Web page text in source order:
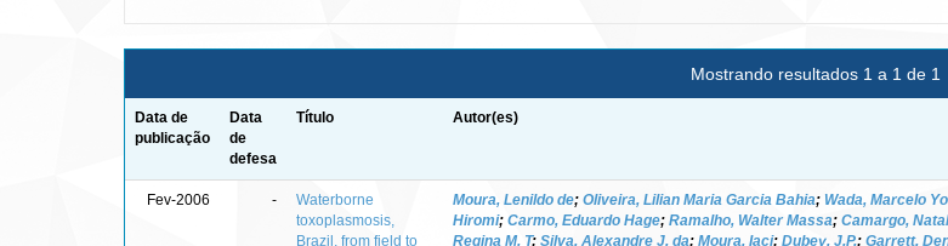
Mostrando resultados 1 a 1 de 1
Data de
publicação
Data
de
defesa
Título Autor(es)
Fev-2006 -
Waterborne
toxoplasmosis,
Brazil, from field to
Moura, Lenildo de; Oliveira, Lilian Maria Garcia Bahia; Wada, Marcelo
Hiromi; Carmo, Eduardo Hage; Ramalho, Walter Massa; Camargo,
Regina M. T; Silva, Alexandre J. da; Moura, Iaci; Dubey, J.P.; Garrett,